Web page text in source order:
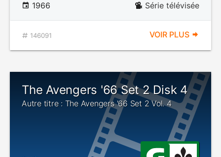
1966 Série télévisée
146091 VOIR PLUS
The Avengers '66 Set 2 Disk 4
Autre titre : The Avengers '66 Set 2 Vol. 4